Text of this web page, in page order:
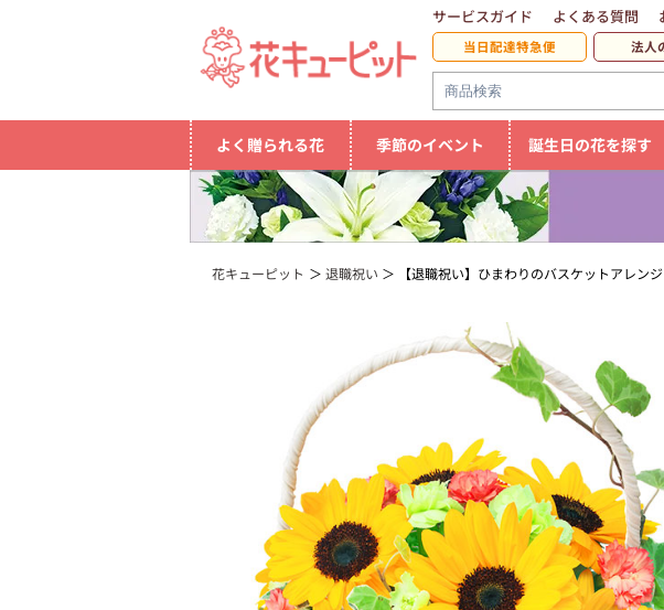
サービスガイド よくある質問
当日配達特急便 法人
よく贈られる花 季節のイベント 誕生日の花を探す
花キューピット 退職祝い 【退職祝い】ひまわりのバスケットアレン